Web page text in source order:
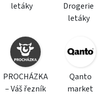
letáky
Drogerie
letáky
PROCHÁZKA
– Váš řezník
Qanto
market